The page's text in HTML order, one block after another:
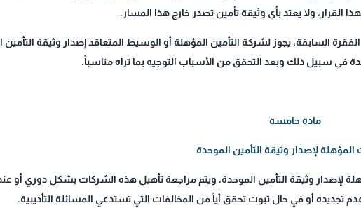
القرار، ولا يعتد بأي وثيقة تأمين تصدر خارج هذا المسار.
السابقة، يجوز لشركة التأمين المؤهلة أو الوسيط المتعاقد إصدار وثيقة
في سبيل ذلك وبعد التحقق من الأسباب التوجيه بما تراه مناسباً.
مادة خامسة
المؤهلة لإصدار وثيقة التأمين الموحدة
لإصدار وثيقة التأمين الموحدة، ويتم مراجعة تأهيل هذه الشركات بشكل دوري أو
تجديده أو في حال ثبوت تحقق أياً من المخالفات التي تستدعي المسائلة التأديبية.